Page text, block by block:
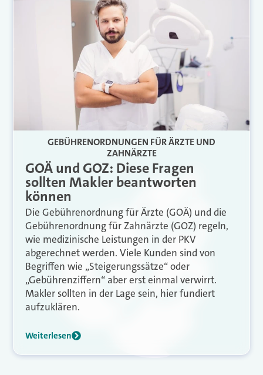
GEBÜHRENORDNUNGEN FÜR ÄRZTE UND
ZAHNÄRZTE
GOÄ und GOZ: Diese Fragen
sollten Makler beantworten
können
Die Gebührenordnung für Ärzte (GOÄ) und die
Gebührenordnung für Zahnärzte (GOZ) regeln,
wie medizinische Leistungen in der PKV
abgerechnet werden. Viele Kunden sind von
Begriffen wie „Steigerungssätze“ oder
„Gebührenziffern“ aber erst einmal verwirrt.
Makler sollten in der Lage sein, hier fundiert
aufzuklären.
Weiterlesen